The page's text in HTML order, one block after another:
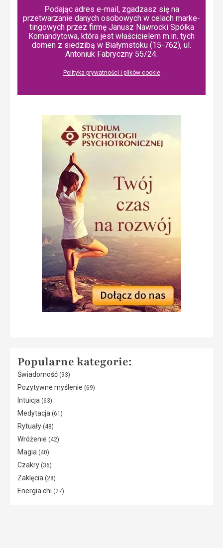
Podając adres e-mail, zgadzasz się na
przetwarzanie danych osobowych w ce­lach mar­ke­
tin­go­wych przez firmę Janusz Nawrocki Spółka
Komandytowa, która jest właścicielem m.in. tych
domen z siedzibą w Białymstoku (15-762), ul.
Antoniuk Fabryczny 55/24.
Polityka prywatności i plików cookie
Popularne kategorie:
Świadomość (93)
Pozytywne myślenie (69)
Intuicja (63)
Medytacja (61)
Rytuały (48)
Wróżenie (42)
Magia (40)
Czakry (36)
Zaklęcia (28)
Energia chi (27)